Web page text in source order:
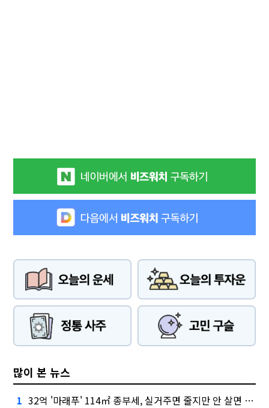
많이 본 뉴스
1 32억 '마래푸' 114㎡ 종부세, 실거주면 줄지만 안 살면 2.5배